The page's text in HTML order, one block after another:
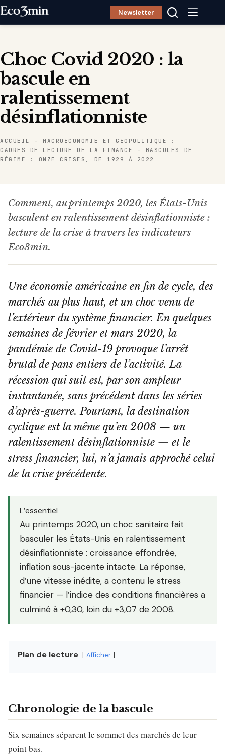
Passer
Newsletter
Choc Covid 2020 : la
bascule en
ralentissement
désinflationniste
ACCUEIL - MACROÉCONOMIE ET GÉOPOLITIQUE :
CADRES DE LECTURE DE LA FINANCE
- BASCULES DE
RÉGIME : ONZE CRISES, DE 1929 À 2022
Comment, au printemps 2020, les États-Unis
basculent en ralentissement désinflationniste :
lecture de la crise à travers les indicateurs
Eco3min.
Une économie américaine en fin de cycle, des
marchés au plus haut, et un choc venu de
l’extérieur du système financier. En quelques
semaines de février et mars 2020, la
pandémie de Covid-19 provoque l’arrêt
brutal de pans entiers de l’activité. La
récession qui suit est, par son ampleur
instantanée, sans précédent dans les séries
d’après-guerre. Pourtant, la destination
cyclique est la même qu’en 2008 — un
ralentissement désinflationniste — et le
stress financier, lui, n’a jamais approché celui
de la crise précédente.
L’essentiel
Au printemps 2020, un choc sanitaire fait
basculer les États-Unis en ralentissement
désinflationniste : croissance effondrée,
inflation sous-jacente intacte. La réponse,
d’une vitesse inédite, a contenu le stress
financier — l’indice des conditions financières a
culminé à +0,30, loin du +3,07 de 2008.
Plan de lecture Afficher
Chronologie de la bascule
Six semaines séparent le sommet des marchés de leur
point bas.